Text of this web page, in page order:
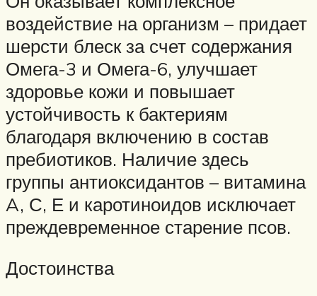
воздействие на организм – придает
шерсти блеск за счет содержания
Омега-3 и Омега-6, улучшает
здоровье кожи и повышает
устойчивость к бактериям
благодаря включению в состав
пребиотиков. Наличие здесь
группы антиоксидантов – витамина
A, С, Е и каротиноидов исключает
преждевременное старение псов.
Достоинства